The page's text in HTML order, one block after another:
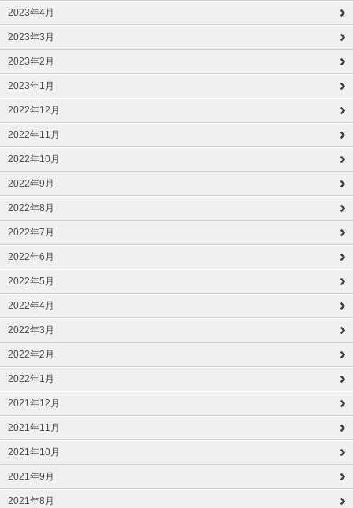
2023年4月
2023年3月
2023年2月
2023年1月
2022年12月
2022年11月
2022年10月
2022年9月
2022年8月
2022年7月
2022年6月
2022年5月
2022年4月
2022年3月
2022年2月
2022年1月
2021年12月
2021年11月
2021年10月
2021年9月
2021年8月